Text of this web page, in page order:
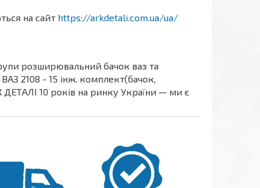
на сайт https://arkdetali.com.ua/ua/
розширювальний бачок ваз та
2108 - 15 інж. комплект(бачок,
ДЕТАЛІ 10 років на ринку України — ми є